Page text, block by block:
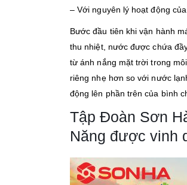
– Với nguyên lý hoạt động
Bước đầu tiên khi vận hành
thu nhiệt, nước được chứa
từ ánh nắng mặt trời trong
riêng nhẹ hơn so với nước
động lên phần trên của bình
Tập Đoàn Sơn
Năng được vinh